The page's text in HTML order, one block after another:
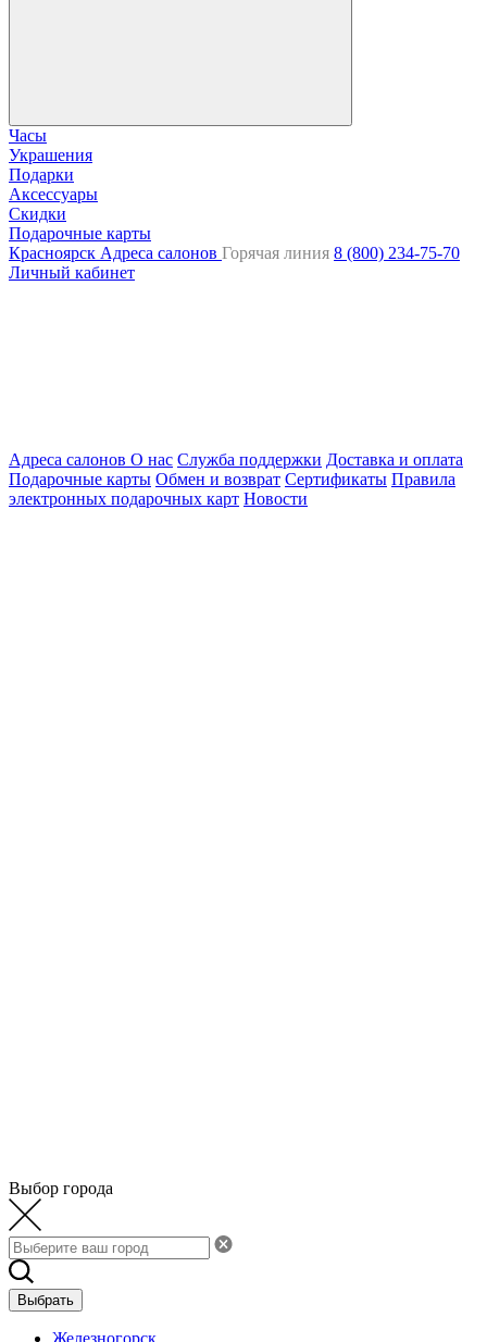
Часы
Украшения
Подарки
Аксессуары
Скидки
Подарочные карты
Красноярск Адреса салонов Горячая линия 8 (800) 234-75-70
Личный кабинет
Адреса салонов О нас Служба поддержки Доставка и оплата
Подарочные карты Обмен и возврат Сертификаты Правила
электронных подарочных карт Новости
Выбор города
Выбрать
Железногорск